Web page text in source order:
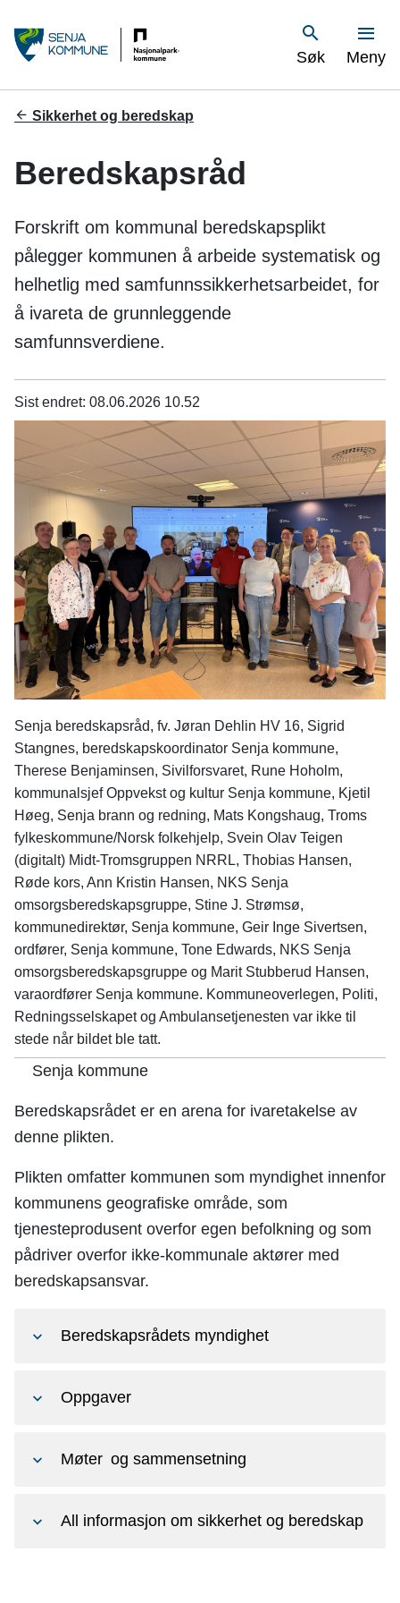
S
e
n
a
k
o
m
m
n
e
Søk Vis
Meny
Du
her:
Sikkerhet og beredskap
Beredskapsråd
Forskrift om kommunal beredskapsplikt
pålegger kommunen å arbeide systematisk og
helhetlig med samfunnssikkerhetsarbeidet, for
å ivareta de grunnleggende
samfunnsverdiene.
Sist endret 08.06.2026 10.52
Senja beredskapsråd, fv. Jøran Dehlin HV 16, Sigrid
Stangnes, beredskapskoordinator Senja kommune,
Therese Benjaminsen, Sivilforsvaret, Rune Hoholm,
kommunalsjef Oppvekst og kultur Senja kommune, Kjetil
Høeg, Senja brann og redning, Mats Kongshaug, Troms
fylkeskommune/Norsk folkehjelp, Svein Olav Teigen
(digitalt) Midt-Tromsgruppen NRRL, Thobias Hansen,
Røde kors, Ann Kristin Hansen, NKS Senja
omsorgsberedskapsgruppe, Stine J. Strømsø,
kommunedirektør, Senja kommune, Geir Inge Sivertsen,
ordfører, Senja kommune, Tone Edwards, NKS Senja
omsorgsberedskapsgruppe og Marit Stubberud Hansen,
varaordfører Senja kommune. Kommuneoverlegen, Politi,
Redningsselskapet og Ambulansetjenesten var ikke til
stede når bildet ble tatt.
Senja kommune
Beredskapsrådet er en arena for ivaretakelse av
denne plikten.
Plikten omfatter kommunen som myndighet innenfor
kommunens geografiske område, som
tjenesteprodusent overfor egen befolkning og som
pådriver overfor ikke-kommunale aktører med
beredskapsansvar.
Beredskapsrådets myndighet
Oppgaver
Møter og sammensetning
All informasjon om sikkerhet og beredskap